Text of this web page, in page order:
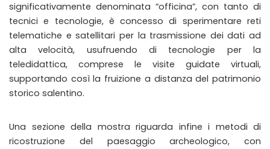
significativamente denominata “officina”, con tanto di
tecnici e tecnologie, è concesso di sperimentare reti
telematiche e satellitari per la trasmissione dei dati ad
alta velocità, usufruendo di tecnologie per la
teledidattica, comprese le visite guidate virtuali,
supportando così la fruizione a distanza del patrimonio
storico salentino.
Una sezione della mostra riguarda infine i metodi di
ricostruzione del paesaggio archeologico, con